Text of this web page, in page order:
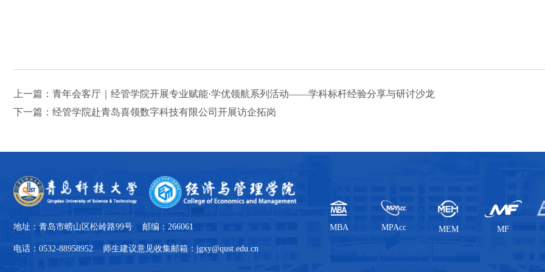
上一篇：青年会客厅｜经管学院开展专业赋能·学优领航系列活动——学科标杆经验分享与研讨沙龙
下一篇：经管学院赴青岛喜领数字科技有限公司开展访企拓岗
地址：青岛市崂山区松岭路99号 邮编：266061
电话：0532-88958952 师生建议意见收集邮箱：jgxy@qust.edu.cn
MBA MPAcc MEM MF